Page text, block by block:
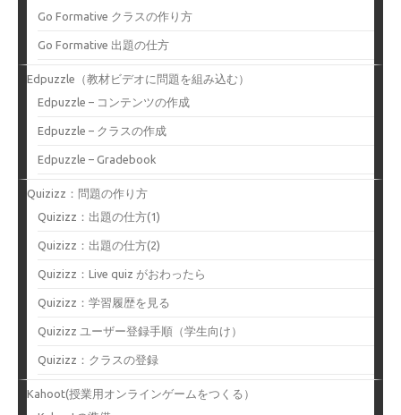
Go Formative クラスの作り方
Go Formative 出題の仕方
Edpuzzle（教材ビデオに問題を組み込む）
Edpuzzle – コンテンツの作成
Edpuzzle – クラスの作成
Edpuzzle – Gradebook
Quizizz：問題の作り方
Quizizz：出題の仕方(1)
Quizizz：出題の仕方(2)
Quizizz：Live quiz がおわったら
Quizizz：学習履歴を見る
Quizizz ユーザー登録手順（学生向け）
Quizizz：クラスの登録
Kahoot(授業用オンラインゲームをつくる）